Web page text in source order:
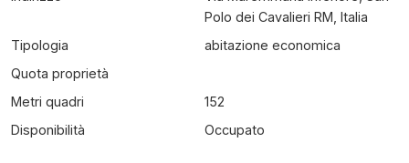
Polo dei Cavalieri RM, Italia
Tipologia
abitazione economica
Quota proprietà
Metri quadri
152
Disponibilità
Occupato